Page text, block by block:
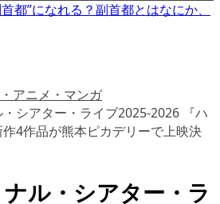
都”になれる？副首都とはなにか、
アニメ・マンガ
シアター・ライブ2025-2026 『ハ
4作品が熊本ピカデリーで上映決
ル・シアター・ラ